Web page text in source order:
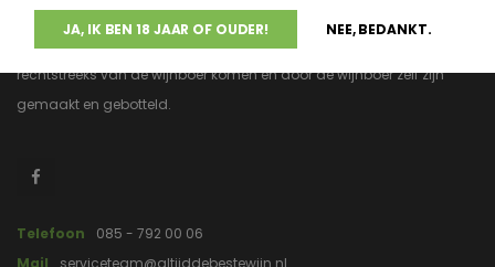
JA, IK BEN 18 JAAR OF OUDER! NEE, BEDANKT.
Altijddebestewijn.nl heeft uitsluitend wijnen van topkwaliteit die
rechtstreeks van de wijnboer komen en door de wijnboer zelf zijn
gemaakt en gebotteld.
Telefoon
085 - 792 00 06
Mail
serviceteam@altijddebestewijn.nl